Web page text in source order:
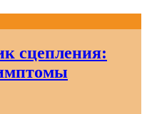
сцепления: